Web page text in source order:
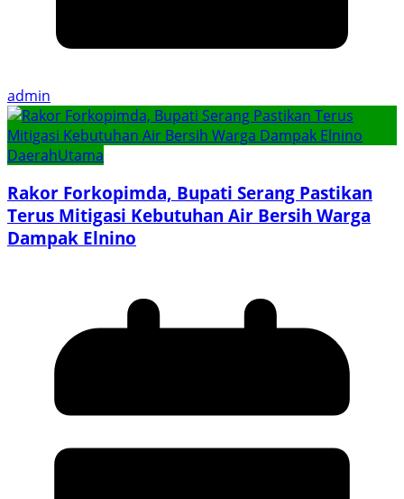
admin
DaerahUtama
Rakor Forkopimda, Bupati Serang Pastikan
Terus Mitigasi Kebutuhan Air Bersih Warga
Dampak Elnino